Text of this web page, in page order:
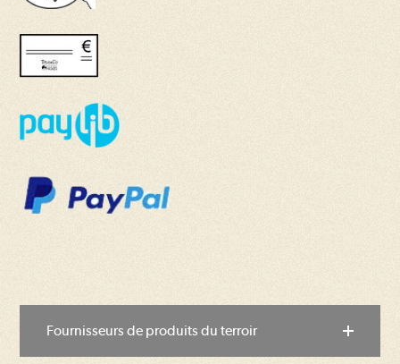
Fournisseurs de produits du terroir